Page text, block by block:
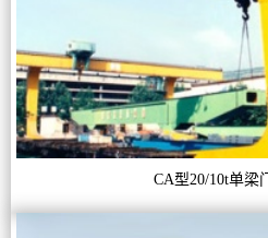
CA型20/10t单梁